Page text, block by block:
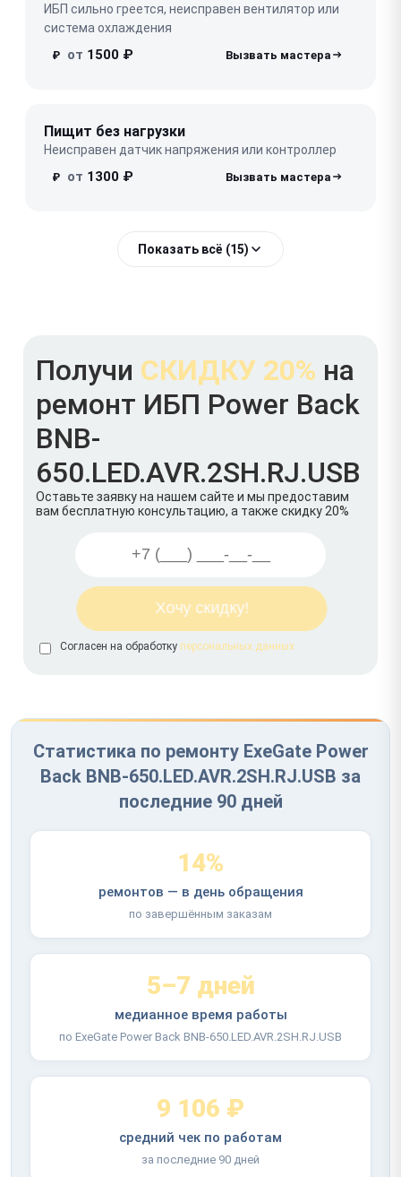
ИБП сильно греется, неисправен вентилятор или
система охлаждения
₽ от 1500 ₽
Пищит без нагрузки
Неисправен датчик напряжения или контроллер
₽ от 1300 ₽
Показать всё (15)
Получи СКИДКУ 20% на
ремонт ИБП Power Back
BNB-
650.LED.AVR.2SH.RJ.USB
Оставьте заявку на нашем сайте и мы предоставим
вам бесплатную консультацию, а также скидку 20%
Согласен на обработку персональных данных
Статистика по ремонту ExeGate Power
Back BNB-650.LED.AVR.2SH.RJ.USB за
последние 90 дней
14%
ремонтов — в день обращения
по завершённым заказам
5–7 дней
медианное время работы
по ExeGate Power Back BNB-650.LED.AVR.2SH.RJ.USB
9 106 ₽
средний чек по работам
за последние 90 дней